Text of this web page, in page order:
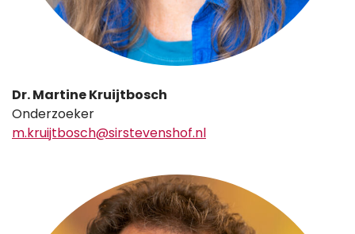
Dr. Martine Kruijtbosch
Onderzoeker
m.kruijtbosch@sirstevenshof.nl